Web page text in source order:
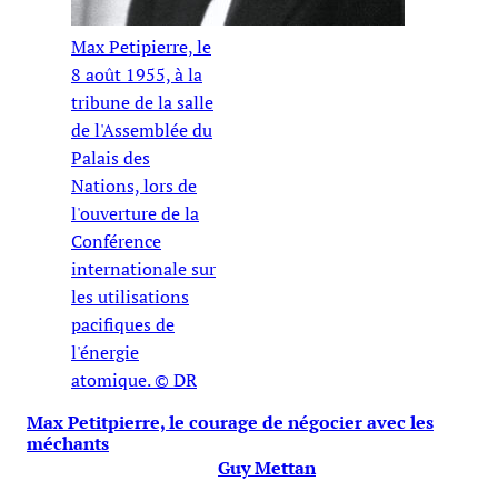
Max Petipierre, le
8 août 1955, à la
tribune de la salle
de l'Assemblée du
Palais des
Nations, lors de
l'ouverture de la
Conférence
internationale sur
les utilisations
pacifiques de
l'énergie
atomique. © DR
Max Petitpierre, le courage de négocier avec les
méchants
Guy Mettan